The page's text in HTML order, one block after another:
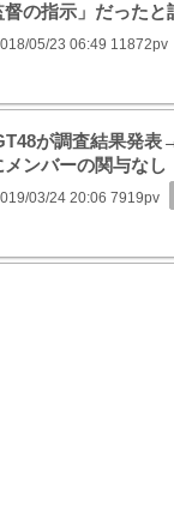
督の指示」だったと
05/23 06:49 11872pv
が調査結果発表
メンバーの関与なし
03/24 20:06 7919pv